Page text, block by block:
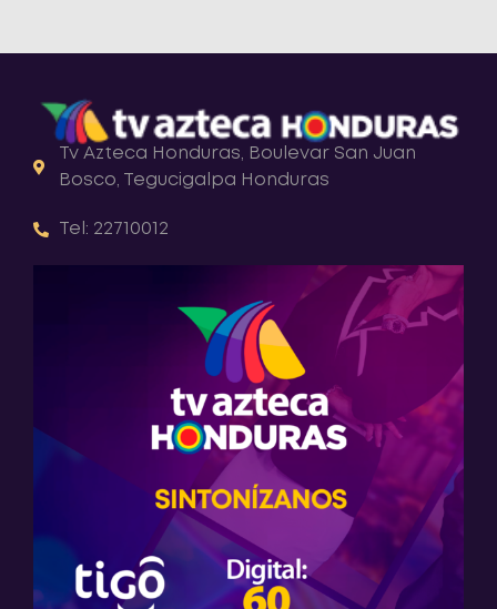
Tv Azteca Honduras, Boulevar San Juan
Bosco, Tegucigalpa Honduras
Tel: 22710012